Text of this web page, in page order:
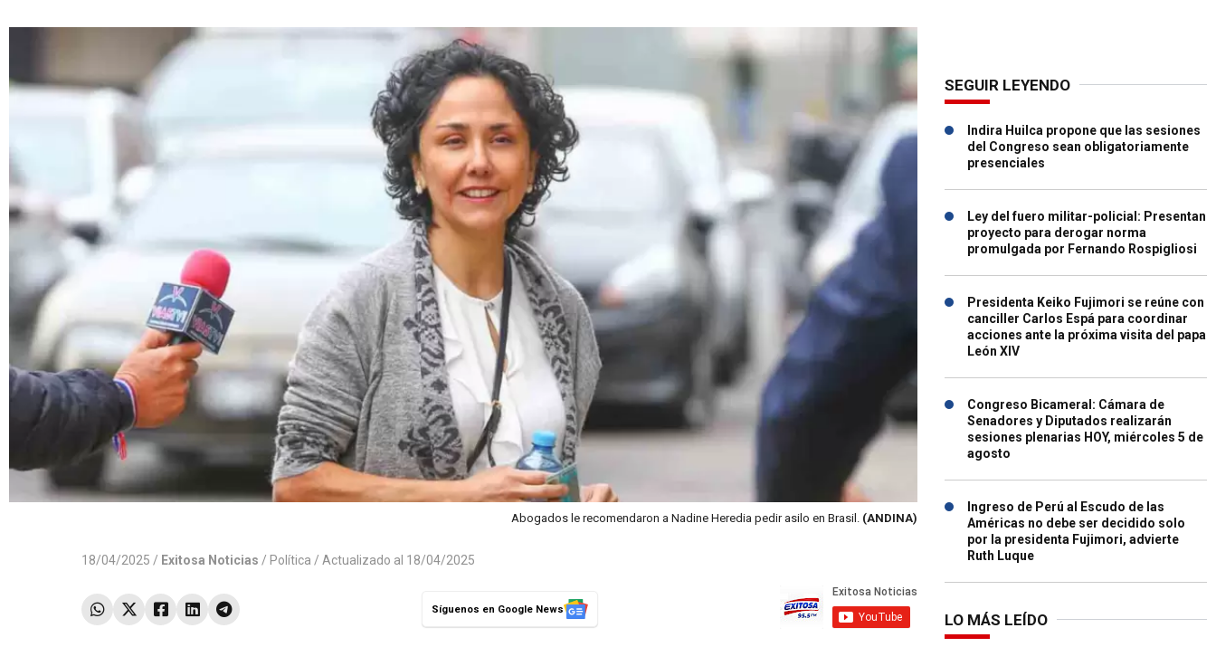
Abogados le recomendaron a Nadine Heredia pedir asilo en Brasil. (ANDINA)
18/04/2025 / Exitosa Noticias / Política / Actualizado al 18/04/2025
Síguenos en Google News
SEGUIR LEYENDO
Indira Huilca propone que las sesiones
del Congreso sean obligatoriamente
presenciales
Ley del fuero militar-policial: Presentan
proyecto para derogar norma
promulgada por Fernando Rospigliosi
Presidenta Keiko Fujimori se reúne con
canciller Carlos Espá para coordinar
acciones ante la próxima visita del papa
León XIV
Congreso Bicameral: Cámara de
Senadores y Diputados realizarán
sesiones plenarias HOY, miércoles 5 de
agosto
Ingreso de Perú al Escudo de las
Américas no debe ser decidido solo
por la presidenta Fujimori, advierte
Ruth Luque
LO MÁS LEÍDO